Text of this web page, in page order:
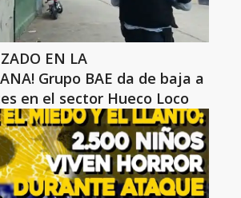
EN LA
Grupo BAE da de baja a
3 delincuentes en el sector Hueco Loco